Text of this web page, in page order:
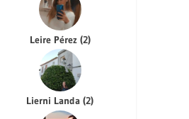
Leire Pérez (2)
Lierni Landa(2)